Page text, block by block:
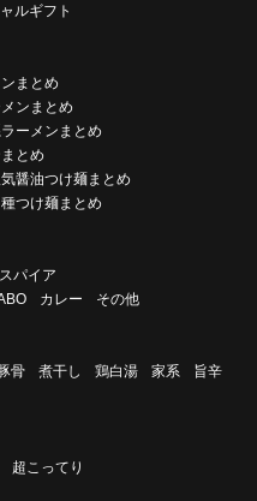
ルギフト
まとめ
ンまとめ
ーメンまとめ
とめ
気醤油つけ麺まとめ
つけ麺まとめ
パイア
カレー その他
骨 煮干し 鶏白湯 家系
旨辛
超こってり